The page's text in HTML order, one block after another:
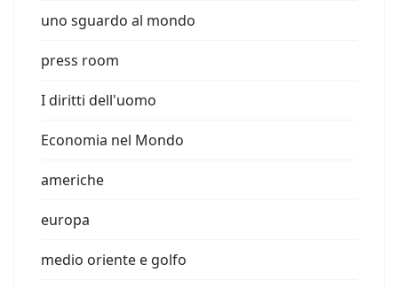
uno sguardo al mondo
press room
I diritti dell'uomo
Economia nel Mondo
americhe
europa
medio oriente e golfo